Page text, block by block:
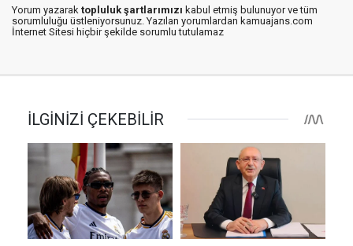
Yorum yazarak topluluk şartlarımızı kabul etmiş bulunuyor ve tüm
sorumluluğu üstleniyorsunuz. Yazılan yorumlardan kamuajans.com
İnternet Sitesi hiçbir şekilde sorumlu tutulamaz